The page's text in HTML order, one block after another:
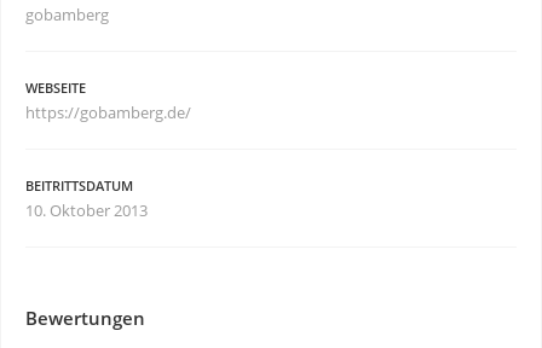
gobamberg
WEBSEITE
https://gobamberg.de/
BEITRITTSDATUM
10. Oktober 2013
Bewertungen